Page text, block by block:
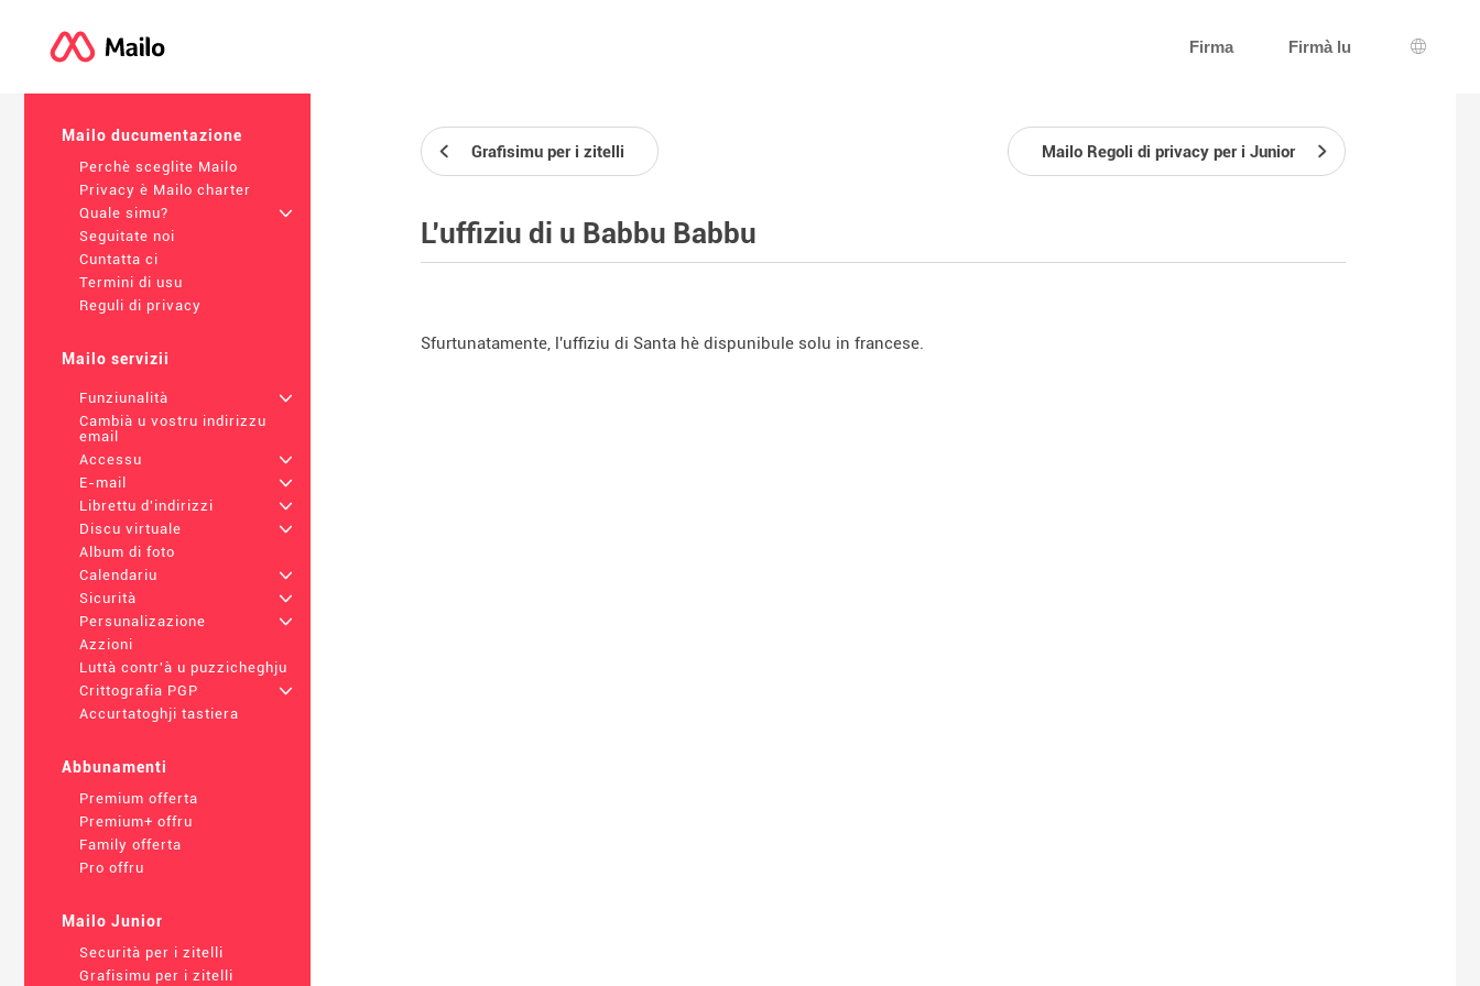
Firma Firmà lu
Mailo ducumentazione
Perchè sceglite Mailo
Privacy è Mailo charter
Quale simu?
+
Seguitate noi
Cuntatta ci
Termini di usu
Reguli di privacy
Mailo servizii
Funziunalità
+
Cambià u vostru indirizzu
email
Accessu
+
E-mail
+
Librettu d'indirizzi
+
Discu virtuale
+
Album di foto
Calendariu
+
Sicurità
+
Persunalizazione
+
Azzioni
Luttà contr'à u puzzicheghju
Crittografia PGP
+
Accurtatoghji tastiera
Abbunamenti
Premium offerta
Premium+ offru
Family offerta
Pro offru
Mailo Junior
Securità per i zitelli
Grafisimu per i zitelli
Grafisimu per i zitelli Mailo Regoli di privacy per i Junior
L'uffiziu di u Babbu Babbu
Sfurtunatamente, l'uffiziu di Santa hè dispunibule solu in francese.